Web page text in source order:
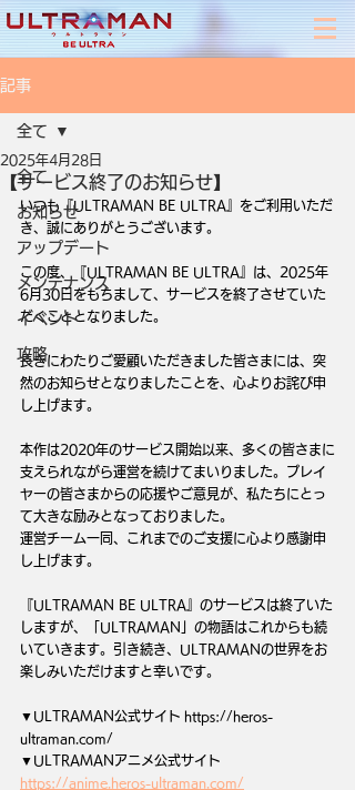
記事
全て
お知らせ
アップデート
メンテナンス
イベント
攻略
全て
【サービス終了のお知らせ】
2025年4月28日
いつも『ULTRAMAN BE ULTRA』をご利用いただ
き、誠にありがとうございます。
この度、『ULTRAMAN BE ULTRA』は、2025年
6月30日をもちまして、サービスを終了させていた
だくこととなりました。
長きにわたりご愛顧いただきました皆さまには、突
然のお知らせとなりましたことを、心よりお詫び申
し上げます。
本作は2020年のサービス開始以来、多くの皆さまに
支えられながら運営を続けてまいりました。プレイ
ヤーの皆さまからの応援やご意見が、私たちにとっ
て大きな励みとなっておりました。
運営チーム一同、これまでのご支援に心より感謝申
し上げます。
『ULTRAMAN BE ULTRA』のサービスは終了いた
しますが、「ULTRAMAN」の物語はこれからも続
いていきます。引き続き、ULTRAMANの世界をお
楽しみいただけますと幸いです。
▼ULTRAMAN公式サイト https://heros-
ultraman.com/
▼ULTRAMANアニメ公式サイト
https://anime.heros-ultraman.com/